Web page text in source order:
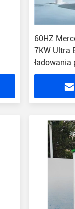
60HZ
7KW Ultra